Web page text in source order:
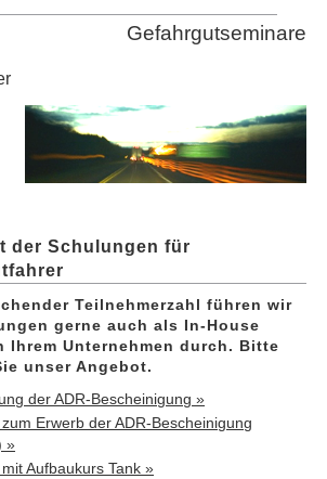
Gefahrgutseminare
der Schulungen für
Teilnehmerzahl führen wir
gerne auch als In-House
Ihrem Unternehmen durch. Bitte
unser Angebot.
der ADR-Bescheinigung »
Erwerb der ADR-Bescheinigung
»
Aufbaukurs Tank »